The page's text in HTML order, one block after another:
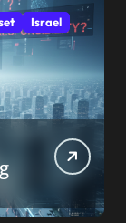
Israel